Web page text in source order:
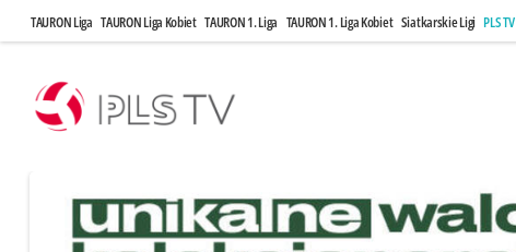
TAURON Liga TAURON Liga Kobiet TAURON 1. Liga TAURON 1. Liga Kobiet Siatkarskie Ligi PLS TV